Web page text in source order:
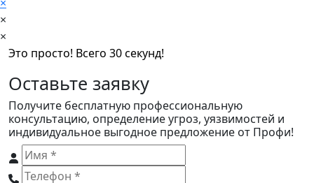
×
×
Это просто! Всего 30 секунд!
Оставьте заявку
Получите бесплатную профессиональную
консультацию, определение угроз, уязвимостей и
индивидуальное выгодное предложение от Профи!